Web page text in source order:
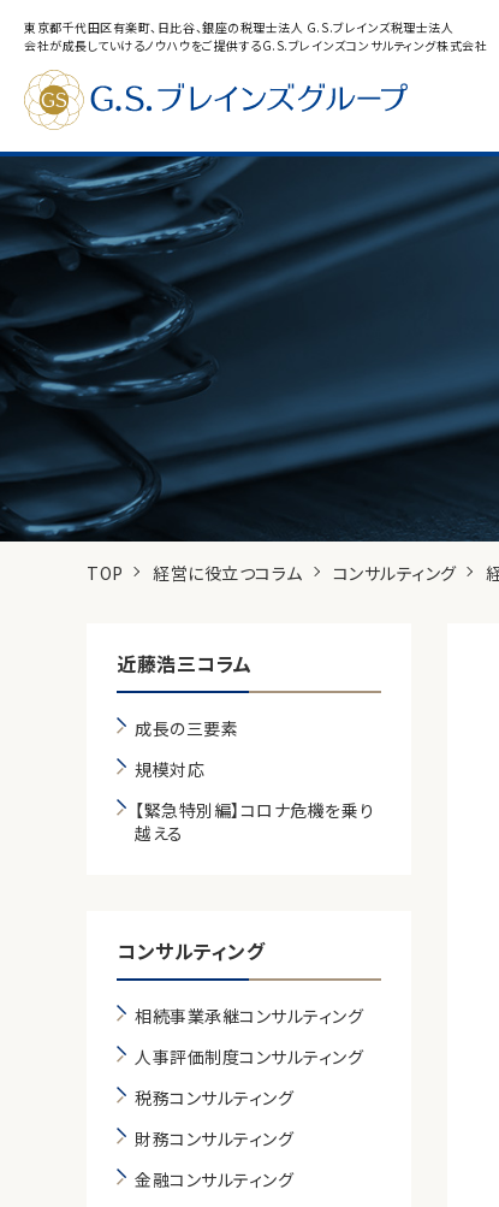
東京都千代田区有楽町、日比谷、銀座の税理士法人 G.S.ブレインズ税理士法人
会社が成長していけるノウハウをご提供するG.S.ブレインズコンサルティング株式会社
TOP 経営に役立つコラム コンサルティング
近藤浩三コラム
成長の三要素
規模対応
【緊急特別編】コロナ危機を乗り
越える
コンサルティング
相続事業承継コンサルティング
人事評価制度コンサルティング
税務コンサルティング
財務コンサルティング
金融コンサルティング